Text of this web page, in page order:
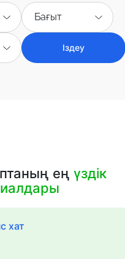
Бағыт
Іздеу
еңүздік
хат